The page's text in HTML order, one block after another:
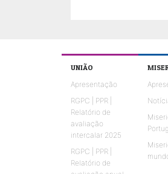
UNIÃO
Apresentação
RGPC | PPR |
Relatório de
avaliação
intercalar 2025
RGPC | PPR |
Relatório de